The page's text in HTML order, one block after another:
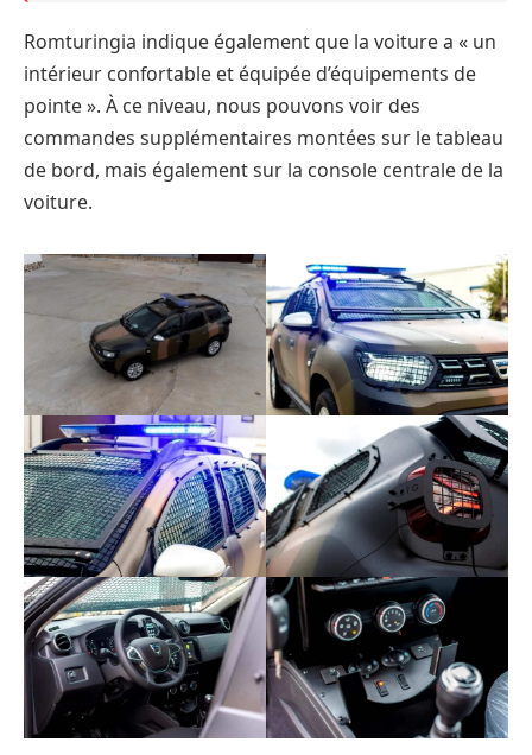
Romturingia indique également que la voiture a « un
intérieur confortable et équipée d’équipements de
pointe ». À ce niveau, nous pouvons voir des
commandes supplémentaires montées sur le tableau
de bord, mais également sur la console centrale de la
voiture.